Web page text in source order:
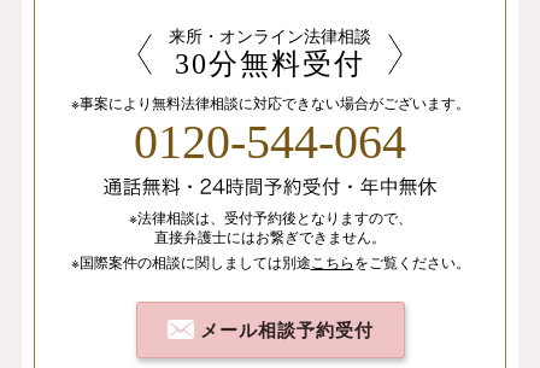
来所・オンライン法律相談
30分無料受付
※事案により無料法律相談に対応できない場合がございます。
0120-544-064
※法律相談は、 受付予約後となりますので、
直接弁護士にはお繋ぎできません。
※国際案件の相談に関しましては別途 こちらをご覧ください。
メール相談予約受付